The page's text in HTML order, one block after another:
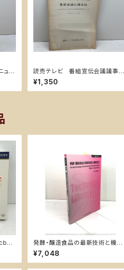
ュー
読売テレビ 番組宣伝会議議事
録 第３５１回 平成６年
¥1,350
デ
発酵・醸造食品の最新技術と機能
性 2 普及版 (食品シリーズ) シーエ
ムシー出版
¥7,048